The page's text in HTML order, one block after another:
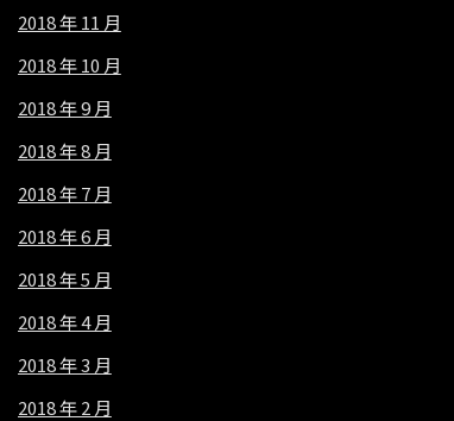
2018 年 11 月
2018 年 10 月
2018 年 9 月
2018 年 8 月
2018 年 7 月
2018 年 6 月
2018 年 5 月
2018 年 4 月
2018 年 3 月
2018 年 2 月